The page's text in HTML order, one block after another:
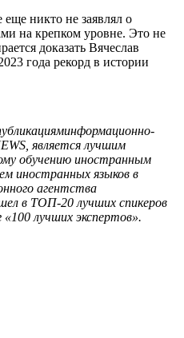
никто не заявлял о
на крепком уровне. Это не
доказать Вячеслав
года рекорд в истории
является лучшим
обучению иностранным
иностранных языков в
агентства
в ТОП-20 лучших спикеров
лучших экспертов».